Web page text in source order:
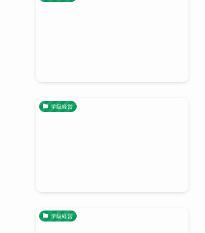
学級経営
学級経営